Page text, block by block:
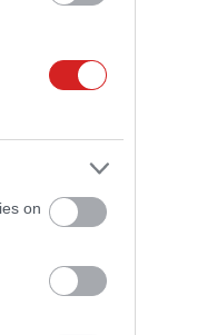
on
GS HÍREK